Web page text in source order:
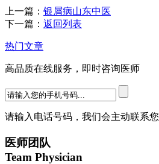
上一篇： 银屑病山东中医
下一篇： 返回列表
热门文章
高品质在线服务，即时咨询医师
请输入电话号码，我们会主动联系您
医师团队
Team Physician